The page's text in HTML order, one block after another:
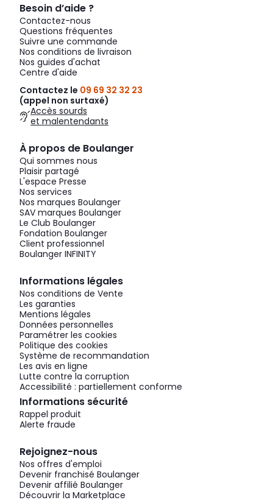
Besoin d’aide ?
Contactez-nous
Questions fréquentes
Suivre une commande
Nos conditions de livraison
Nos guides d'achat
Centre d'aide
Contactez le 09 69 32 32 23
(appel non surtaxé)
Accès sourds
et malentendants
À propos de Boulanger
Qui sommes nous
Plaisir partagé
L'espace Presse
Nos services
Nos marques Boulanger
SAV marques Boulanger
Le Club Boulanger
Fondation Boulanger
Client professionnel
Boulanger INFINITY
Informations légales
Nos conditions de Vente
Les garanties
Mentions légales
Données personnelles
Paramétrer les cookies
Politique des cookies
Système de recommandation
Les avis en ligne
Lutte contre la corruption
Accessibilité : partiellement conforme
Informations sécurité
Rappel produit
Alerte fraude
Rejoignez-nous
Nos offres d'emploi
Devenir franchisé Boulanger
Devenir affilié Boulanger
Découvrir la Marketplace